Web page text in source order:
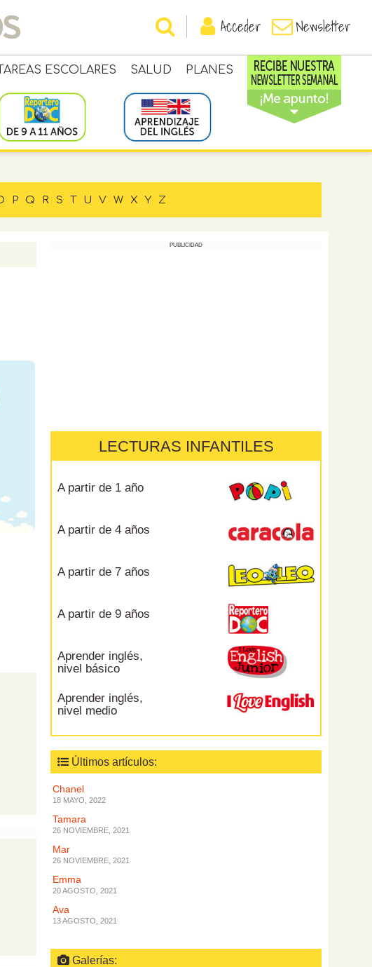
Acceder Newsletter
ESCOLARES SALUD PLANES
P Q R S T U V W X Y Z
PUBLICIDAD
LECTURAS INFANTILES
A partir de 1 año
A partir de 4 años
A partir de 7 años
A partir de 9 años
Aprender inglés,
nivel básico
Aprender inglés,
nivel medio
Últimos artículos:
Chanel
18 MAYO, 2022
Tamara
26 NOVIEMBRE, 2021
Mar
26 NOVIEMBRE, 2021
Emma
20 AGOSTO, 2021
Ava
13 AGOSTO, 2021
Galerías: